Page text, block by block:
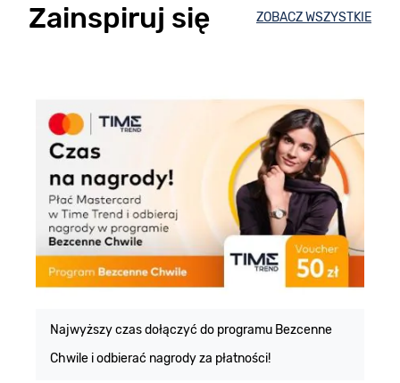
Zainspiruj się ZOBACZ WSZYSTKIE
Najwyższy czas dołączyć do programu Bezcenne
Chwile i odbierać nagrody za płatności!